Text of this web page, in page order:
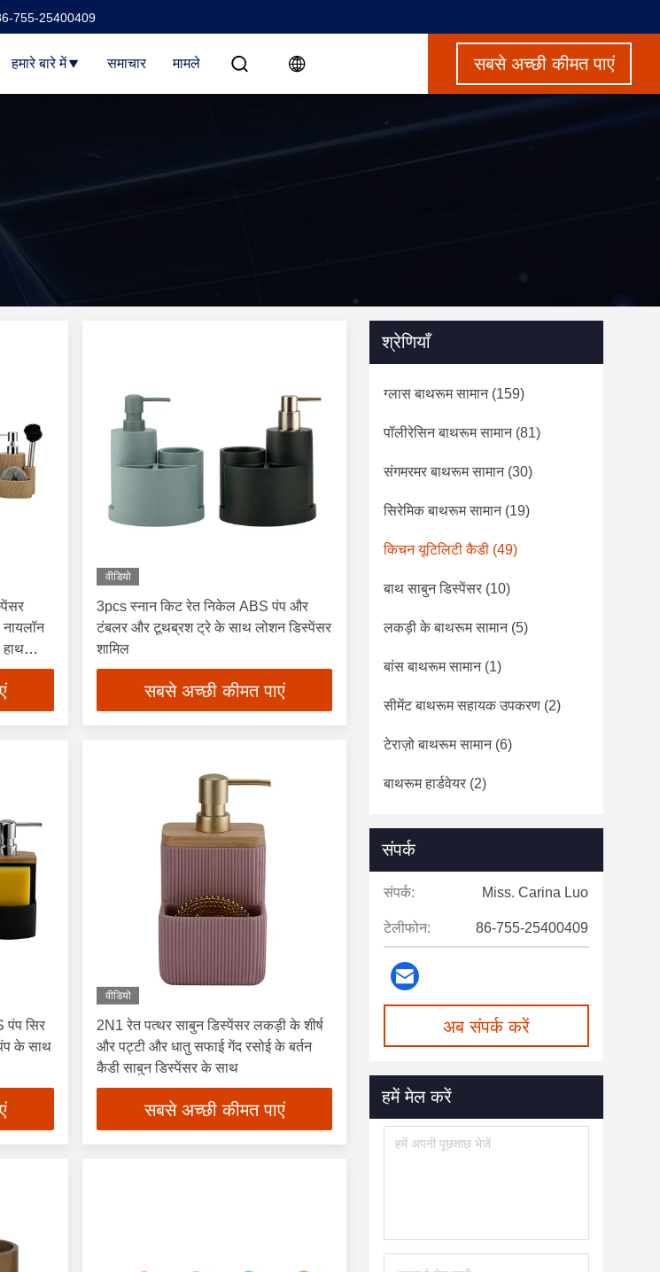
755-25400409
हमारे बारे में समाचार मामले सबसे अच्छी कीमत पाएं
वीडियो
3pcs स्नान किट रेत निकेल ABS पंप और
टंबलर और टूथब्रश ट्रे के साथ लोशन डिस्पेंसर
शामिल
सबसे अच्छी कीमत पाएं
पंप सिर
के साथ
वीडियो
2N1 रेत पत्थर साबुन डिस्पेंसर लकड़ी के शीर्ष
और पट्टी और धातु सफाई गेंद रसोई के बर्तन
कैडी साबुन डिस्पेंसर के साथ
सबसे अच्छी कीमत पाएं
श्रेणियाँ
ग्लास बाथरूम सामान(159)
पॉलीरेसिन बाथरूम सामान(81)
संगमरमर बाथरूम सामान(30)
सिरेमिक बाथरूम सामान(19)
किचन यूटिलिटी कैडी (49)
बाथ साबुन डिस्पेंसर (10)
लकड़ी के बाथरूम सामान(5)
बांस बाथरूम सामान(1)
सीमेंट बाथरूम सहायक उपकरण (2)
टेराज़ो बाथरूम सामान(6)
बाथरूम हार्डवेयर (2)
संपर्क
संपर्क: Miss. Carina Luo
टेलीफोन: 86-755-25400409
अब संपर्क करें
हमें मेल करें